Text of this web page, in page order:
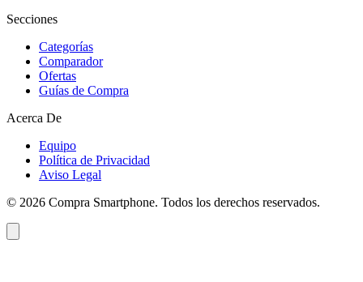
Secciones
Categorías
Comparador
Ofertas
Guías de Compra
Acerca De
Equipo
Política de Privacidad
Aviso Legal
© 2026 Compra Smartphone. Todos los derechos reservados.